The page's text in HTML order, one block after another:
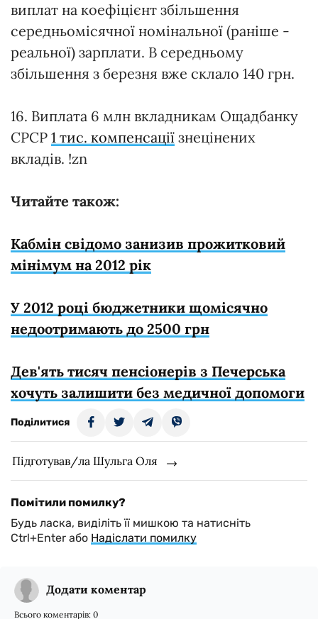
виплат на коефіцієнт збільшення
середньомісячної номінальної (раніше -
реальної) зарплати. В середньому
збільшення з березня вже склало 140 грн.
16. Виплата 6 млн вкладникам Ощадбанку
СРСР 1 тис. компенсації знецінених
вкладів. !zn
Читайте також:
Кабмін свідомо занизив прожитковий
мінімум на 2012 рік
У 2012 році бюджетники щомісячно
недоотримають до 2500 грн
Дев'ять тисяч пенсіонерів з Печерська
хочуть залишити без медичної допомоги
Поділитися
Підготував/ла Шульга Оля
Помітили помилку?
Будь ласка, виділіть її мишкою та натисніть
Ctrl+Enter або Надіслати помилку
Додати коментар
Всього коментарів: 0